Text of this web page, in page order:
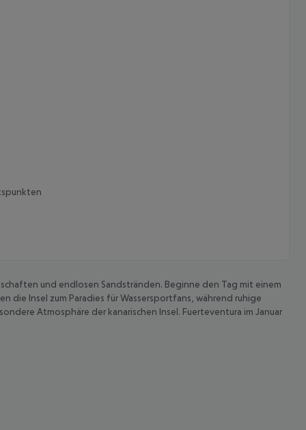
und endlosen Sandstränden. Beginne den Tag mit einem
die Insel zum Paradies für Wassersportfans, während ruhige
Atmosphäre der kanarischen Insel. Fuerteventura im Januar